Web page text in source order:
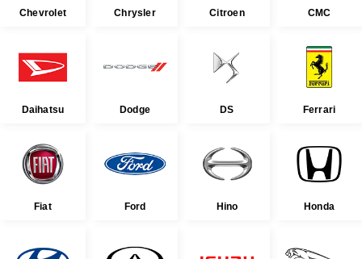
Chevrolet Chrysler Citroen CMC
Daihatsu Dodge DS Ferrari
Fiat Ford Hino Honda